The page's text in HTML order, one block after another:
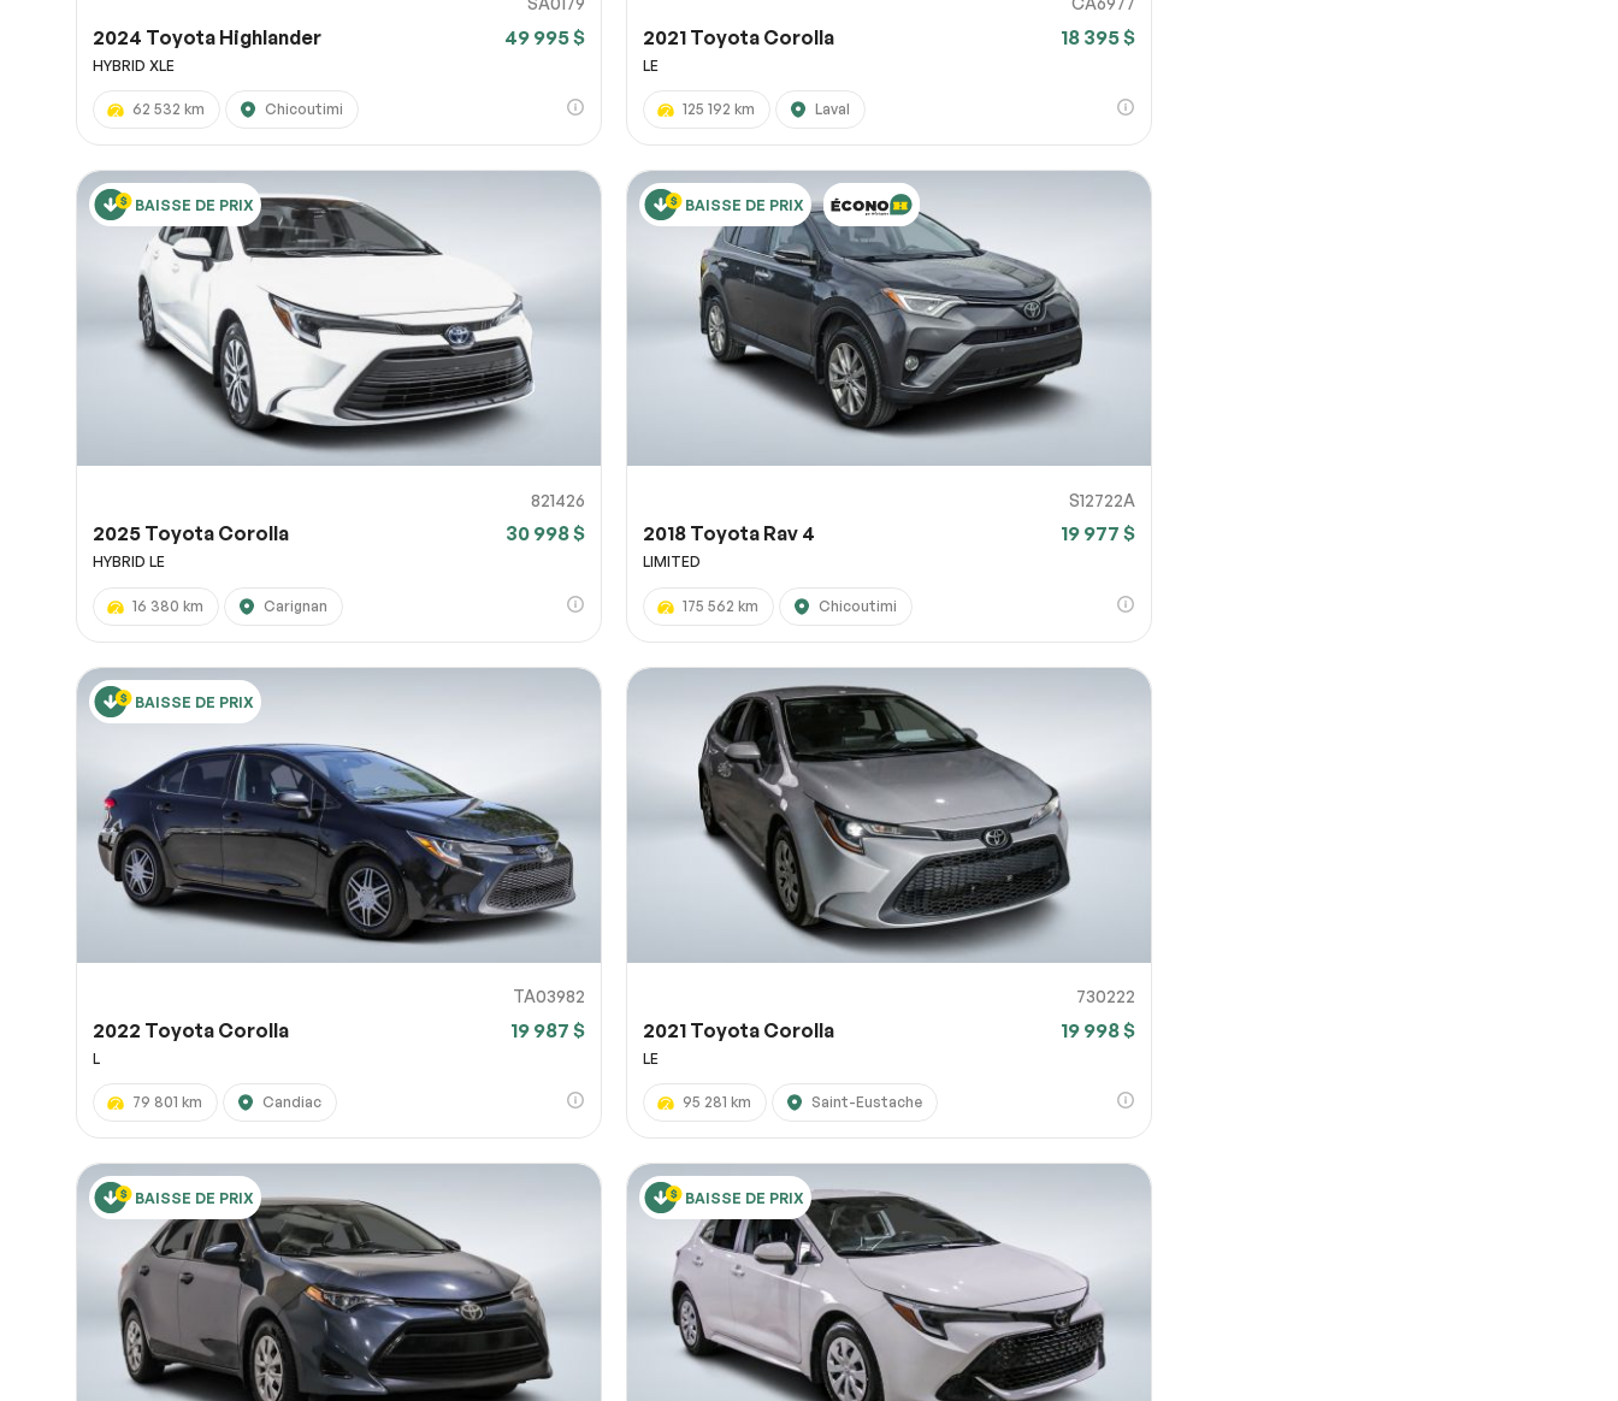
2024 Toyota Highlander 49 995 $
HYBRID XLE
62 532 km Chicoutimi
2021 Toyota Corolla 18 395 $
LE
125 192 km Laval
BAISSE DE PRIX
821426
2025 Toyota Corolla 30 998 $
HYBRID LE
16 380 km Carignan
BAISSE DE PRIX
S12722A
2018 Toyota Rav 4 19 977 $
LIMITED
175 562 km Chicoutimi
BAISSE DE PRIX
TA03982
2022 Toyota Corolla 19 987 $
L
79 801 km Candiac
730222
2021 Toyota Corolla 19 998 $
LE
95 281 km Saint-Eustache
BAISSE DE PRIX BAISSE DE PRIX